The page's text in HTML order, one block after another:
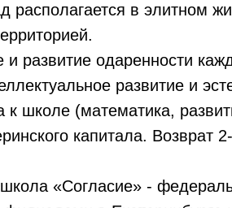
располагается в элитном
развитие одаренности
развитие и
к школе (математика,
капитала. Возврат
«Согласие» -